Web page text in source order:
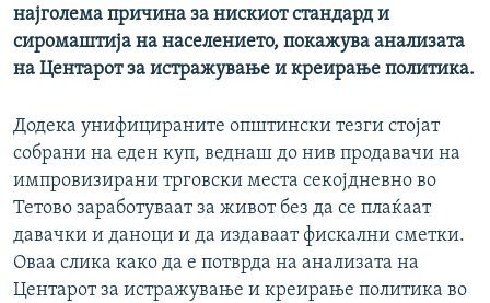
најголема причина за нискиот стандард и
сиромаштија на населението, покажува анализата
на Центарот за истражување и креирање политика.
Додека унифицираните општински тезги стојат
собрани на еден куп, веднаш до нив продавачи на
импровизирани трговски места секојдневно во
Тетово заработуваат за живот без да се плаќаат
давачки и даноци и да издаваат фискални сметки.
Оваа слика како да е потврда на анализата на
Центарот за истражување и креирање политика во